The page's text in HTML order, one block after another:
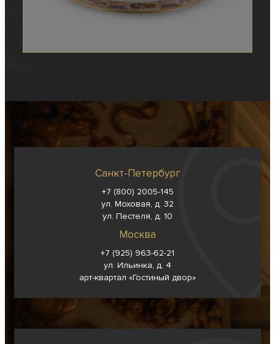
Санкт-Петербург
+7 (800) 2005-145
ул. Моховая, д. 32
ул. Пестеля, д. 10
Москва
+7 (925) 963-62-21
ул. Ильинка, д. 4
арт-квартал «Гостиный двор»